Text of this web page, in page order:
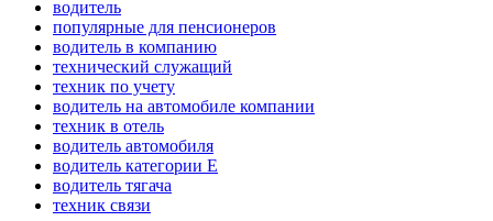
водитель
популярные для пенсионеров
водитель в компанию
технический служащий
техник по учету
водитель на автомобиле компании
техник в отель
водитель автомобиля
водитель категории E
водитель тягача
техник связи